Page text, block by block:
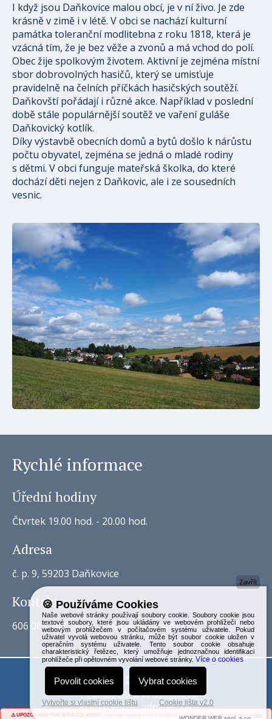
I když jsou Daňkovice malou obcí, je v ní živo. Je zde
krásně v zimě i v létě. V obci se nachází kulturní
památka toleranční modlitebna z roku 1818, která je
vzácná tím, že je bez věže a zvonů a má vchod do polí.
Obec žije spolkovým životem. Aktivní je zejména místní
sbor dobrovolných hasičů, který se umisťuje
pravidelně na čelních příčkách hasičských soutěží.
Daňkovští pořádají i různé akce. Například v poslední
době stále populárnější soutěž ve vaření guláše
Daňkovický kotlík.
Díky výstavbě obecních domů a bytů došlo k nárůstu
počtu obyvatel, zejména se jedná o mladé rodiny
s dětmi. V obci funguje mateřská školka, do které
dochází děti nejen z Daňkovic, ale i ze sousedních
vesnic.
Rychlé informace
Úřední hodiny
Čtvrtek 19.00 hod. - 20.00 hod.
Adresa
č. p. 9, 59203 Daňkovice
Kontakt
606 063 662, ou.dankovice@seznam.cz
Obec Daňkovice
Prohlášení o přístupnosti
Přihlášení do administrace
Zavřít
🍪 Používáme Cookies
Naše webové stránky používají soubory cookie. Soubory cookie jsou
textové soubory, které jsou ukládány ve webovém prohlížeči nebo
webovým prohlížečem v počítačovém systému uživatele. Pokud
uživatel vyvolá webovou stránku, může být soubor cookie uložen v
operačním systému uživatele. Tento soubor cookie obsahuje
charakteristický řetězec, který umožňuje jednoznačnou identifikaci
prohlížeče při opětovném vyvolání webové stránky.Více o cookies
Povolit cookies Vybrat cookies
Vytvořte si vlastní cookie lištu Cookie lišta v2.0
⚠️ UPOZORNĚNÍ PRO SPRÁVCE WEBU: Používáte zastaralou verzi cookie lišty. Získejte novou zabezpečenou verzi